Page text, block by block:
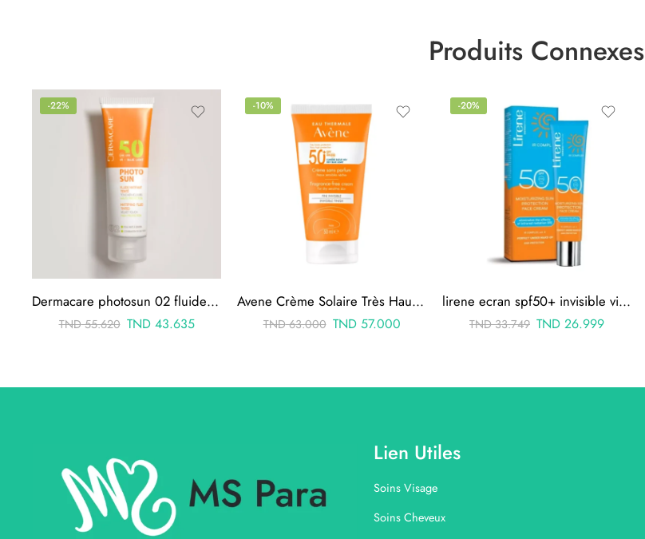
Produits Connexes
-22%
Dermacare photosun 02 fluide matifiante teinte spf 50+ 50ml
TND55.620 TND43.635
-10%
Avene Crème Solaire Très Haute Protection Spf50+ 50 Ml
TND63.000 TND57.000
-20%
lirene ecran spf50+ invisible visage a base de vit e 40ml
TND33.749 TND 26.999
Lien Utiles
Soins Visage
Soins Cheveux